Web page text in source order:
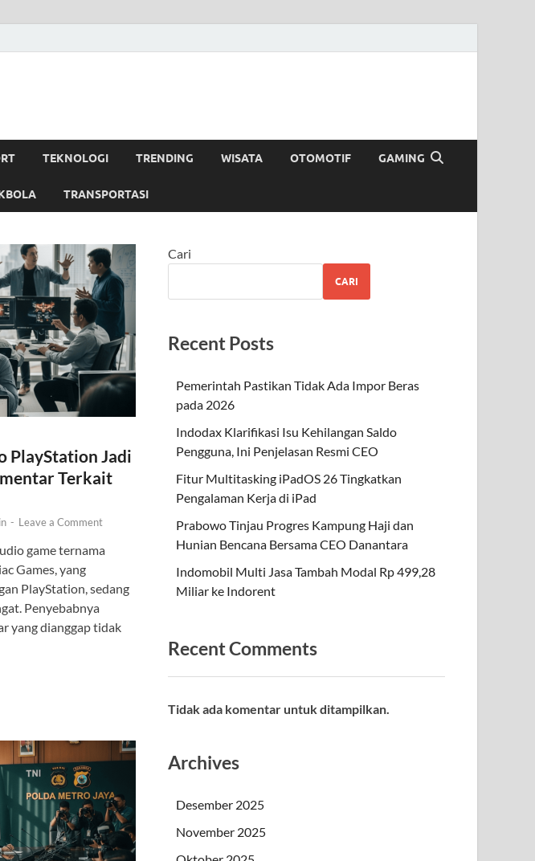
TEKNOLOGI TRENDING WISATA OTOMOTIF GAMING
TRANSPORTASI
PlayStation Jadi
Terkait
- Leave a Comment
game ternama
Games, yang
PlayStation, sedang
Penyebabnya
yang dianggap tidak
Cari
CARI
Recent Posts
Pemerintah Pastikan Tidak Ada Impor Beras
pada 2026
Indodax Klarifikasi Isu Kehilangan Saldo
Pengguna, Ini Penjelasan Resmi CEO
Fitur Multitasking iPadOS 26 Tingkatkan
Pengalaman Kerja di iPad
Prabowo Tinjau Progres Kampung Haji dan
Hunian Bencana Bersama CEO Danantara
Indomobil Multi Jasa Tambah Modal Rp 499,28
Miliar ke Indorent
Recent Comments
Tidak ada komentar untuk ditampilkan.
Archives
Desember 2025
November 2025